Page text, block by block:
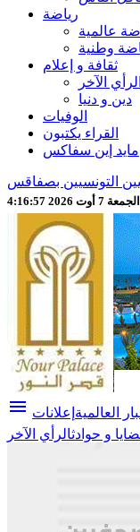
رياضة
عالمية
وطنية
ثقافة و إعلام
الرأي الآخر
دين و دنيا
الوفيات
القراء يكتبون
مايد إين سفاكس
التونسيين بصفاقس
الجمعة 7 أوت 2026 4:16:59
menu العالمية إعلانات
و حوادثالرأي الآخر